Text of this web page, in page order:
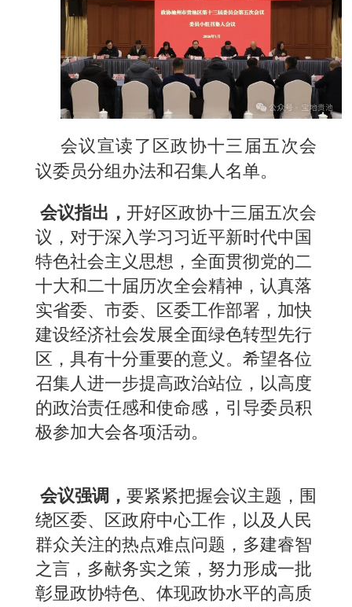
会议宣读了区政协十三届五次会
议委员分组办法和召集人名单。
会议指出， 开好区政协十三届五次会
议，对于深入学习习近平新时代中国
特色社会主义思想，全面贯彻党的二
十大和二十届历次全会精神，认真落
实省委、市委、区委工作部署，加快
建设经济社会发展全面绿色转型先行
区，具有十分重要的意义。希望各位
召集人进一步提高政治站位，以高度
的政治责任感和使命感，引导委员积
极参加大会各项活动。
会议强调， 要紧紧把握会议主题，围
绕区委、区政府中心工作，以及人民
群众关注的热点难点问题，多建睿智
之言，多献务实之策，努力形成一批
彰显政协特色、体现政协水平的高质